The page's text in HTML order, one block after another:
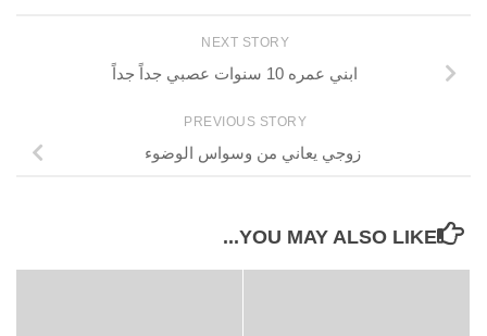
NEXT STORY
ابني عمره 10 سنوات عصبي جداً جداً
PREVIOUS STORY
زوجي يعاني من وسواس الوضوء
YOU MAY ALSO LIKE...